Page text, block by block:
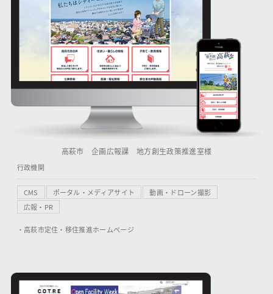
高萩市 企画広報課 地方創生政策推進室様
行政機関
CMS ポータル・メディアサイト
動画・ドローン撮影
広報・PR
・高萩市定住・移住推進ホームページ